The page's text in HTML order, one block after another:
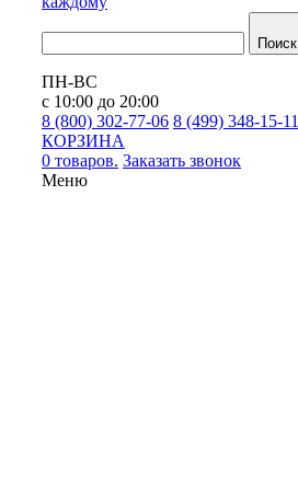
Поиск
ПН-ВС
с 10:00 до 20:00
8 (800) 302-77-06 8 (499) 348-15-11
КОРЗИНА
0 товаров. Заказать звонок
Меню